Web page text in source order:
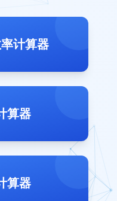
计算器
算器
算器